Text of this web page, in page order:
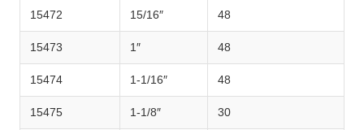
15472 15/16″ 48
15473 1″ 48
15474 1-1/16″ 48
15475 1-1/8″ 30